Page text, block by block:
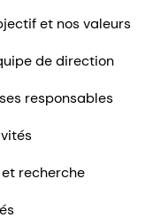
et nos valeurs
de direction
responsables
recherche